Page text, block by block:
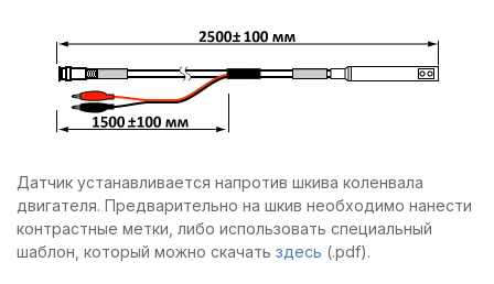
Датчик устанавливается напротив шкива коленвала
двигателя. Предварительно на шкив необходимо нанести
контрастные метки, либо использовать специальный
шаблон, который можно скачать здесь (.pdf).